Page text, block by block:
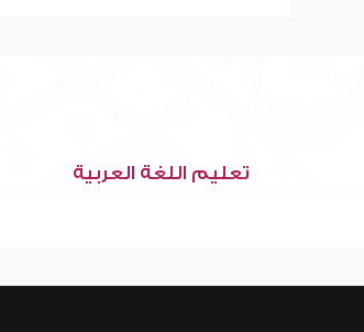
تعليم اللغة العربية